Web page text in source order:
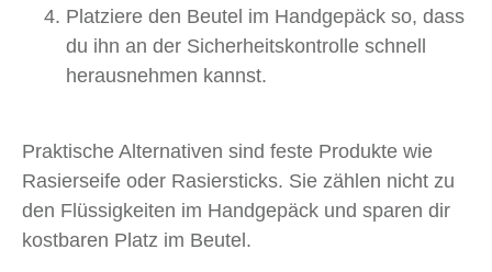
Platziere den Beutel im Handgepäck so, dass
du ihn an der Sicherheitskontrolle schnell
herausnehmen kannst.
Praktische Alternativen sind feste Produkte wie
Rasierseife oder Rasiersticks. Sie zählen nicht zu
den Flüssigkeiten im Handgepäck und sparen dir
kostbaren Platz im Beutel.